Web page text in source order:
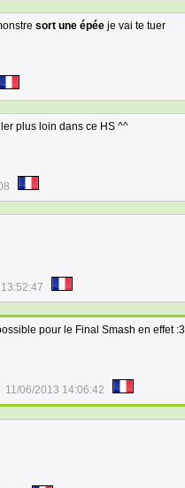
sort une épée je vai te tuer
plus loin dans ce HS ^^
pour le Final Smash en effet
11/06/2013 14:06:42